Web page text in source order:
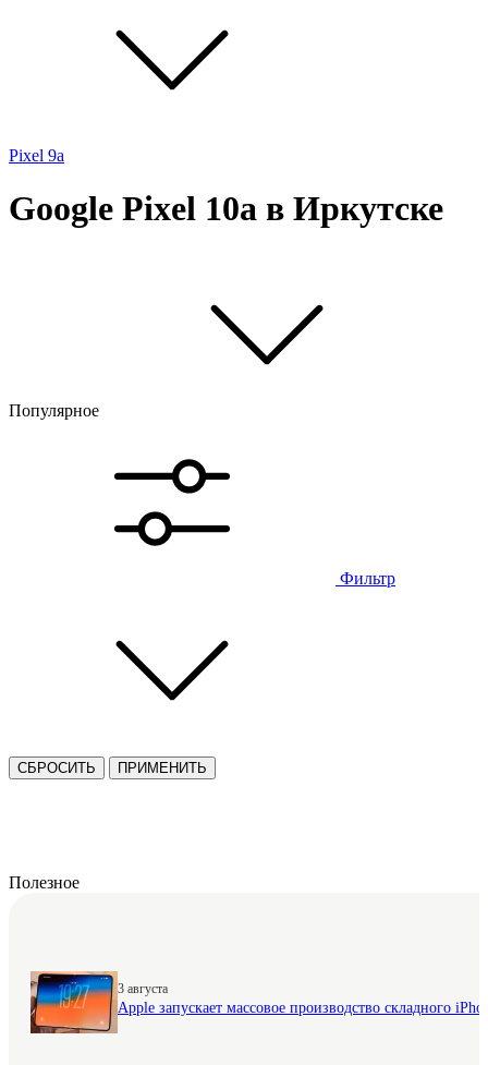
Pixel 9a
Google Pixel 10a в Иркутске
Популярное
Фильтр
СБРОСИТЬ ПРИМЕНИТЬ
Полезное
3 августа
Apple запускает массовое производство складного